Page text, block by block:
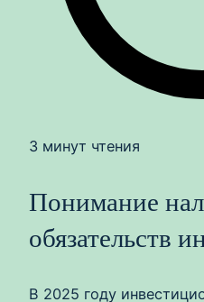
3 минут чтения
Понимание
обязательств
В 2025 году